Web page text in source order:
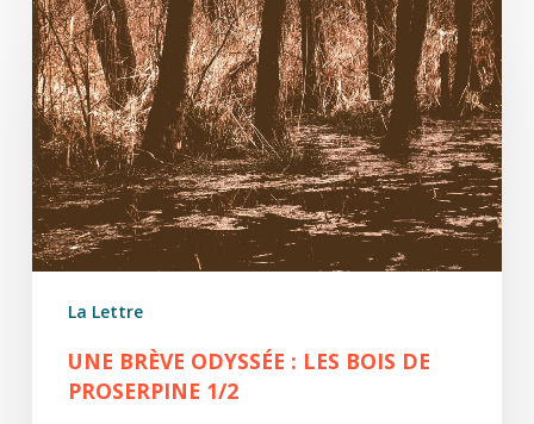
brève
odyssée
Les
bois
de
Proserpine
1/2
La Lettre
UNE BRÈVE ODYSSÉE : LES BOIS DE
PROSERPINE 1/2